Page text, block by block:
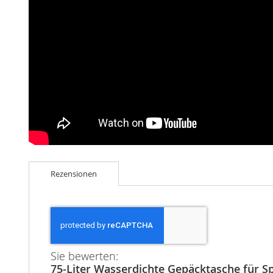
Rezensionen
Sie bewerten:
75-Liter Wasserdichte Gepäcktasche für